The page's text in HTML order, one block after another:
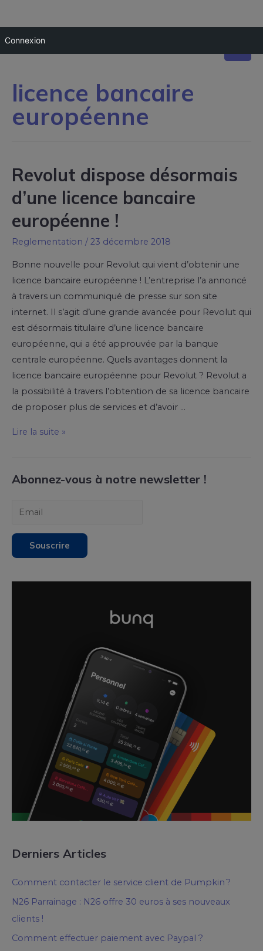
Connexion
licence bancaire
européenne
Revolut dispose désormais
d’une licence bancaire
européenne !
Reglementation / 23 décembre 2018
Bonne nouvelle pour Revolut qui vient d’obtenir une
licence bancaire européenne ! L’entreprise l’a annoncé
à travers un communiqué de presse sur son site
internet. Il s’agit d’une grande avancée pour Revolut qui
est désormais titulaire d’une licence bancaire
européenne, qui a été approuvée par la banque
centrale européenne. Quels avantages donnent la
licence bancaire européenne pour Revolut ? Revolut a
la possibilité à travers l’obtention de sa licence bancaire
de proposer plus de services et d’avoir …
Lire la suite »
Abonnez-vous à notre newsletter !
Derniers Articles
Comment contacter le service client de Pumpkin ?
N26 Parrainage : N26 offre 30 euros à ses nouveaux
clients !
Comment effectuer paiement avec Paypal ?